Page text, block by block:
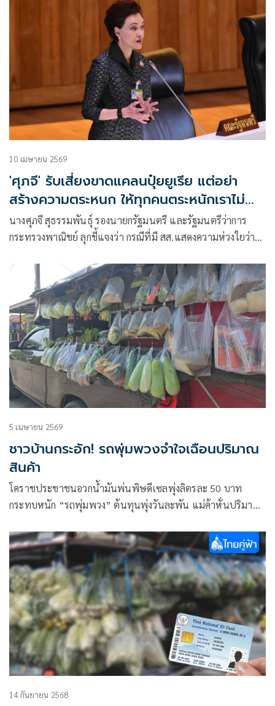
10 เมษายน 2569
'ศุภจี' รับเสี่ยงขาดแคลนปุ๋ยยูเรีย แต่อย่า
สร้างความตระหนก ให้ทุกคนตระหนักเราไม่
เปลี่ยนไม่ได้แล้ว
นางศุภจี สุธรรมพันธุ์ รองนายกรัฐมนตรี และรัฐมนตรีว่าการ
กระทรวงพาณิชย์ ลุกชี้แจงว่า กรณีที่มี สส.แสดงความห่วงใยว่า
5 เมษายน 2569
ชาวบ้านกระอัก! รถพุ่มพวงจำใจเฉือนปริมาณ
สินค้า
โคราชประชาชนอวกน้ำมันพ่นพิษดีเซลพุ่งลิตรละ 50 บาท
กระทบหนัก “รถพุ่มพวง” ต้นทุนพุ่งวันละพัน แม่ค้าหั่นปริมาณ
14 กันยายน 2568